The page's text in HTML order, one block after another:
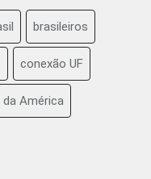
brasileiros
conexão UF
América